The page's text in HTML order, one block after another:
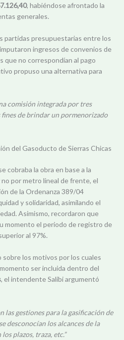
, habiéndose afrontado la
generales.
partidas presupuestarias entre los
ingresos de convenios de
no correspondían al pago
propuso una alternativa para
comisión integrada por tres
fines de brindar un pormenorizado
del Gasoducto de Sierras Chicas
cobraba la obra en base a la
por metro lineal de frente, el
de la Ordenanza 389/04
y solidaridad, asimilando el
Asimismo, recordaron que
momento el periodo de registro de
al 97%.
los motivos por los cuales
ser incluida dentro del
, el intendente Salibi argumentó
las gestiones para la gasificación de
desconocían los alcances de la
plazos, traza, etc.”